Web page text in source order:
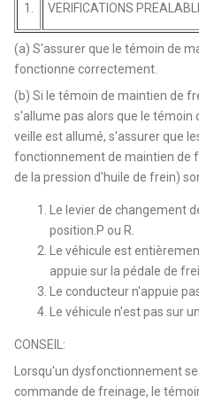
1. VERIFICATIONS
(a) S'assurer que le témoin de
fonctionne correctement.
(b) Si le témoin de maintien de
s'allume pas alors que le témoin
veille est allumé, s'assurer que
fonctionnement de maintien de
de la pression d'huile de frein)
Le levier de changement
position.P ou R.
Le véhicule est
appuie sur la pédale de
Le conducteur n'appuie
Le véhicule n'est pas sur
CONSEIL:
Lorsqu'un dysfonctionnement
commande de freinage, le